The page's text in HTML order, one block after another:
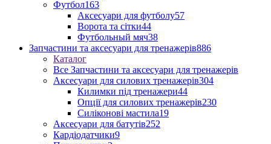
Футбол163
Аксесуари для футболу57
Ворота та сітки44
Футбольный мяч38
Запчастини та аксесуари для тренажерів886
Каталог
Все Запчастини та аксесуари для тренажерів
Аксесуари для силових тренажерів304
Килимки під тренажери44
Опції для силових тренажерів230
Силіконові мастила19
Аксесуари для батутів252
Кардіодатчики9